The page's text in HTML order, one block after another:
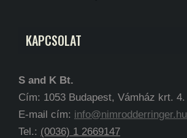
KAPCSOLAT
S and K Bt.
Cím: 1053 Budapest, Vámház krt. 4.
E-mail cím: info@nimrodderringer.hu
Tel.: (0036) 1 2669147